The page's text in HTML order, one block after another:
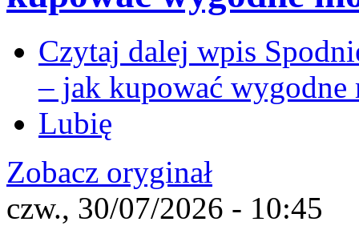
Czytaj dalej wpis
– jak kupować wygodne
Lubię
Zobacz oryginał
czw., 30/07/2026 - 10:45